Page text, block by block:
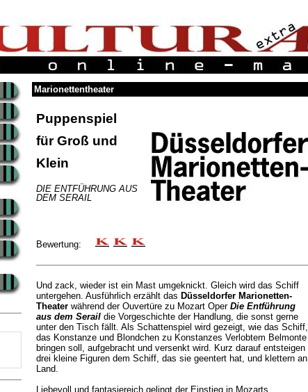
Marionettentheater
Puppenspiel
für Groß und
Klein
DIE ENTFÜHRUNG AUS
DEM SERAIL
Bewertung:
Und zack, wieder ist ein Mast umgeknickt. Gleich wird das Schiff
untergehen. Ausführlich erzählt das Düsseldorfer Marionetten-
Theaterwährend der Ouvertüre zu Mozart Oper Die Entführung
aus dem Seraildie Vorgeschichte der Handlung, die sonst gerne
unter den Tisch fällt. Als Schattenspiel wird gezeigt, wie das Schiff,
das Konstanze und Blondchen zu Konstanzes Verlobtem Belmonte
bringen soll, aufgebracht und versenkt wird. Kurz darauf entsteigen
drei kleine Figuren dem Schiff, das sie geentert hat, und klettern an
Land.
Liebevoll und fantasiereich gelingt der Einstieg in Mozarts